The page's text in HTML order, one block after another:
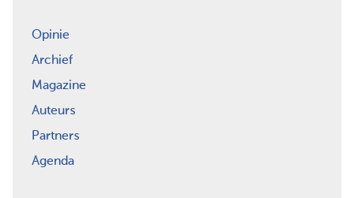
Opinie
Archief
Magazine
Auteurs
Partners
Agenda